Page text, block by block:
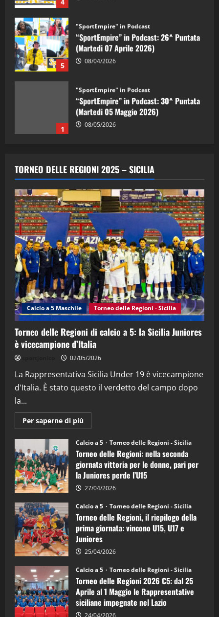
5
"SportEmpire" in Podcast
“SportEmpire” in Podcast: 26^ Puntata
(Martedi 07 Aprile 2026)
08/04/2026
1
"SportEmpire" in Podcast
“SportEmpire” in Podcast: 30^ Puntata
(Martedi 05 Maggio 2026)
08/05/2026
2
“SportEmpire” in Podcast: 29^ Puntata
(Martedi 28 Aprile 2026)
3
"SportEmpire" in Podcast
“SportEmpire” in Podcast: 28^ Puntata
(Martedi 21 Aprile 2026)
21/04/2026
4
"SportEmpire" in Podcast Sport News
“SportEmpire” in Podcast: 27^ Puntata
(Martedi 14 Aprile 2026)
15/04/2026
"SportEmpire" in Podcast
“SportEmpire” in Podcast: 26^ Puntata
08/04/2026
TORNEO DELLE REGIONI 2025 – SICILIA
Calcio a 5 Maschile Torneo delle Regioni - Sicilia
Torneo delle Regioni di calcio a 5: la Sicilia Juniores
è vicecampione d’Italia
02/05/2026
La Rappresentativa Sicilia Under 19 è vicecampione
d'Italia. È stato questo il verdetto del campo dopo
la...
Per saperne di più
informazioni
Torneo
delle
Regioni
di
calcio
a
5:
la
Juniores
è
vicecampione
d’Italia
Calcio a 5 Torneo delle Regioni - Sicilia
Torneo delle Regioni: nella seconda
giornata vittoria per le donne, pari per
la Juniores perde l’U15
27/04/2026
Calcio a 5 Torneo delle Regioni - Sicilia
Torneo delle Regioni, il riepilogo della
prima giornata: vincono U15, U17 e
Juniores
25/04/2026
Calcio a 5 Torneo delle Regioni - Sicilia
Torneo delle Regioni 2026 C5: dal 25
Aprile al 1 Maggio le Rappresentative
siciliane impegnate nel Lazio